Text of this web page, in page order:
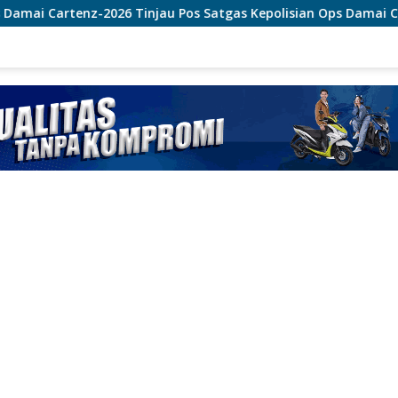
Satgas Kepolisian Ops Damai Cartenz di Sinak, Perkuat